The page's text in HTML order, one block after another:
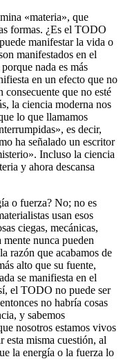
«materia», que
formas. ¿Es el TODO
manifestar la vida o
manifestados en el
nada es más
en un efecto que no
consecuente que no esté
la ciencia moderna nos
lo que llamamos
es decir,
ha señalado un escritor
Incluso la ciencia
y ahora descansa
o fuerza? No; no es
usan esos
ciegas, mecánicas,
nunca pueden
razón que acabamos de
alto que su fuente,
se manifiesta en el
el TODO no puede ser
no habría cosas
y sabemos
nosotros estamos vivos
esta misma cuestión, al
la energía o la fuerza lo